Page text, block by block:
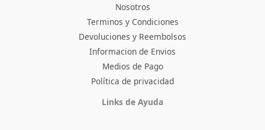
Nosotros
Terminos y Condiciones
Devoluciones y Reembolsos
Informacion de Envios
Medios de Pago
Política de privacidad
Links de Ayuda
Facebook
Instagram
TikTokPinterest